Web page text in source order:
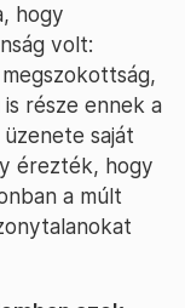
hogy
volt:
része ennek a
saját
érezték, hogy
a múlt